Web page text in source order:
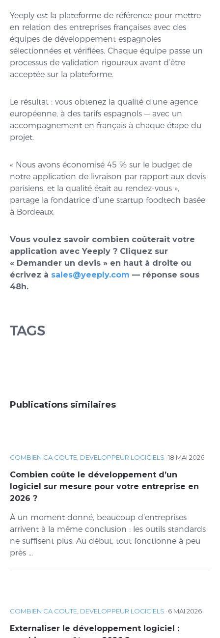
Yeeply est la plateforme de référence pour mettre
en relation des entreprises françaises avec des
équipes de développement espagnoles
sélectionnées et vérifiées. Chaque équipe passe un
processus de validation rigoureux avant d’être
acceptée sur la plateforme.
Le résultat : vous obtenez la qualité d’une agence
européenne, à des tarifs espagnols — avec un
accompagnement en français à chaque étape du
projet.
« Nous avons économisé 45 % sur le budget de
notre application de livraison par rapport aux devis
parisiens, et la qualité était au rendez-vous »,
partage la fondatrice d’une startup foodtech basée
à Bordeaux.
Vous voulez savoir combien coûterait votre
application avec Yeeply ? Cliquez sur
« Demander un devis » en haut à droite ou
écrivez à sales@yeeply.com — réponse sous
48h.
TAGS
Publications similaires
COMBIEN CA COUTE, DEVELOPPEUR LOGICIELS ·18 MAI 2026
Combien coûte le développement d’un
logiciel sur mesure pour votre entreprise en
2026 ?
À un moment donné, beaucoup d’entreprises
arrivent à la même conclusion : les outils standards
ne suffisent plus. Au début, tout fonctionne à peu
près ...
COMBIEN CA COUTE, DEVELOPPEUR LOGICIELS · 6 MAI 2026
Externaliser le développement logiciel :